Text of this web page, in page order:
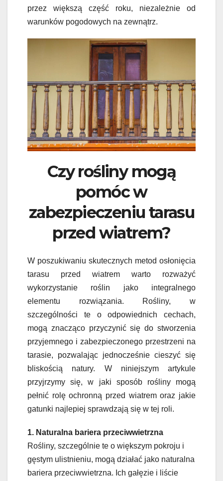
przez większą część roku, niezależnie od
warunków pogodowych na zewnątrz.
Czy rośliny mogą
pomóc w
zabezpieczeniu tarasu
przed wiatrem?
W poszukiwaniu skutecznych metod osłonięcia
tarasu przed wiatrem warto rozważyć
wykorzystanie roślin jako integralnego
elementu rozwiązania. Rośliny, w
szczególności te o odpowiednich cechach,
mogą znacząco przyczynić się do stworzenia
przyjemnego i zabezpieczonego przestrzeni na
tarasie, pozwalając jednocześnie cieszyć się
bliskością natury. W niniejszym artykule
przyjrzymy się, w jaki sposób rośliny mogą
pełnić rolę ochronną przed wiatrem oraz jakie
gatunki najlepiej sprawdzają się w tej roli.
1. Naturalna bariera przeciwwietrzna
Rośliny, szczególnie te o większym pokroju i
gęstym ulistnieniu, mogą działać jako naturalna
bariera przeciwwietrzna. Ich gałęzie i liście